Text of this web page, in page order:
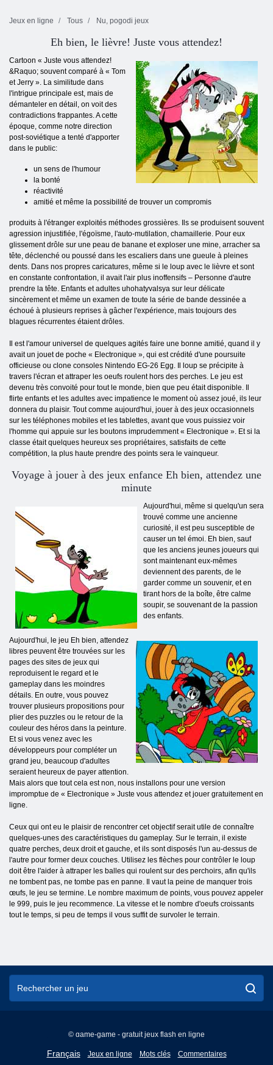
Jeux en ligne Tous Nu, pogodi jeux
Eh bien, le lièvre! Juste vous attendez!
Cartoon « Juste vous attendez!
&Raquo; souvent comparé à « Tom
et Jerry ». La similitude dans
l'intrigue principale est, mais de
démanteler en détail, on voit des
contradictions frappantes. A cette
époque, comme notre direction
post-soviétique a tenté d'apporter
dans le public:
un sens de l'humour
la bonté
réactivité
amitié et même la possibilité de trouver un compromis
produits à l'étranger exploités méthodes grossières. Ils se produisent souvent
agression injustifiée, l'égoïsme, l'auto-mutilation, chamaillerie. Pour eux
glissement drôle sur une peau de banane et exploser une mine, arracher sa
tête, déclenché ou poussé dans les escaliers dans une gueule à pleines
dents. Dans nos propres caricatures, même si le loup avec le lièvre et sont
en constante confrontation, il avait l'air plus inoffensifs – Personne d'autre
prendre la tête. Enfants et adultes uhohatyvalsya sur leur délicate
sincèrement et même un examen de toute la série de bande dessinée a
échoué à plusieurs reprises à gâcher l'expérience, mais toujours des
blagues récurrentes étaient drôles.
Il est l'amour universel de quelques agités faire une bonne amitié, quand il y
avait un jouet de poche « Electronique », qui est crédité d'une poursuite
officieuse ou clone consoles Nintendo EG-26 Egg. Il loup se précipite à
travers l'écran et attraper les oeufs roulent hors des perches. Le jeu est
devenu très convoité pour tout le monde, bien que peu était disponible. Il
flirte enfants et les adultes avec impatience le moment où assez joué, ils leur
donnera du plaisir. Tout comme aujourd'hui, jouer à des jeux occasionnels
sur les téléphones mobiles et les tablettes, avant que vous puissiez voir
l'homme qui appuie sur les boutons imprudemment « Electronique ». Et si la
classe était quelques heureux ses propriétaires, satisfaits de cette
compétition, la plus haute prendre des points sera le vainqueur.
Voyage à jouer à des jeux enfance Eh bien, attendez une
minute
Aujourd'hui, même si quelqu'un sera
trouvé comme une ancienne
curiosité, il est peu susceptible de
causer un tel émoi. Eh bien, sauf
que les anciens jeunes joueurs qui
sont maintenant eux-mêmes
deviennent des parents, de le
garder comme un souvenir, et en
tirant hors de la boîte, être calme
soupir, se souvenant de la passion
des enfants.
Aujourd'hui, le jeu Eh bien, attendez
libres peuvent être trouvées sur les
pages des sites de jeux qui
reproduisent le regard et le
gameplay dans les moindres
détails. En outre, vous pouvez
trouver plusieurs propositions pour
plier des puzzles ou le retour de la
couleur des héros dans la peinture.
Et si vous venez avec les
développeurs pour compléter un
grand jeu, beaucoup d'adultes
seraient heureux de payer attention.
Mais alors que tout cela est non, nous installons pour une version
impromptue de « Electronique » Juste vous attendez et jouer gratuitement en
ligne.
Ceux qui ont eu le plaisir de rencontrer cet objectif serait utile de connaître
quelques-unes des caractéristiques du gameplay. Sur le terrain, il existe
quatre perches, deux droit et gauche, et ils sont disposés l'un au-dessus de
l'autre pour former deux couches. Utilisez les flèches pour contrôler le loup
doit être l'aider à attraper les balles qui roulent sur des perchoirs, afin qu'ils
ne tombent pas, ne tombe pas en panne. Il vaut la peine de manquer trois
œufs, le jeu se termine. Le nombre maximum de points, vous pouvez appeler
le 999, puis le jeu recommence. La vitesse et le nombre d'oeufs croissants
tout le temps, si peu de temps il vous suffit de survoler le terrain.
© game-game - gratuit jeux flash en ligne
Français
English
Jeux en ligne Mots clés Commentaires